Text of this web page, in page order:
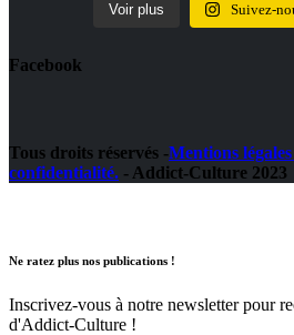
Voir plus Suivez-
Facebook
Tous droits réservés -Mentions
confidentialité. - Addict-Culture 2023
Ne ratez plus nos publications !
Inscrivez-vous à notre newsletter pour
d'Addict-Culture !